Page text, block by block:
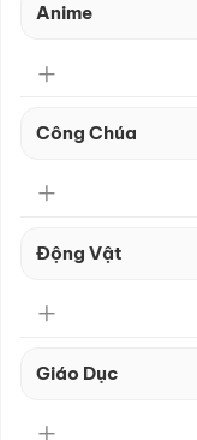
Anime
Công Chúa
Động Vật
Giáo Dục